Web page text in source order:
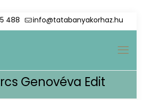
488 info@tatabanyakorhaz.hu
Genovéva Edit